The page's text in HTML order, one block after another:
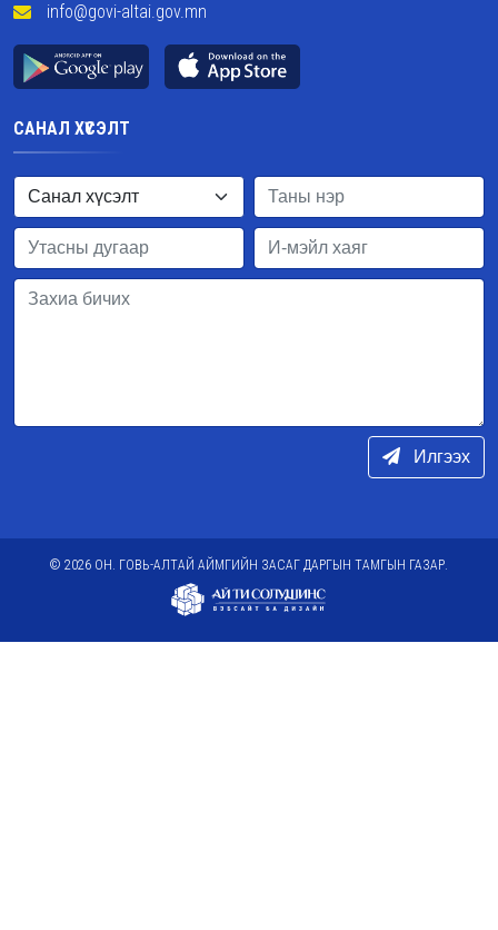
info@govi-altai.gov.mn
САНАЛ ХҮСЭЛТ
Илгээх
© 2026 ОН. ГОВЬ-АЛТАЙ АЙМГИЙН ЗАСАГ ДАРГЫН ТАМГЫН ГАЗАР.